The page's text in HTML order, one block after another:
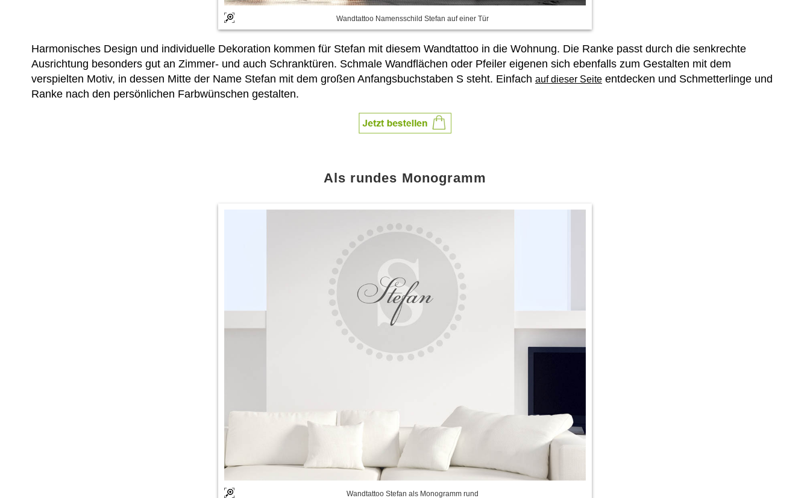
Wandtattoo Namensschild Stefan auf einer Tür
Harmonisches Design und individuelle Dekoration kommen für Stefan mit diesem Wandtattoo in die Wohnung. Die Ranke passt durch die senkrechte
Ausrichtung besonders gut an Zimmer- und auch Schranktüren. Schmale Wandflächen oder Pfeiler eigenen sich ebenfalls zum Gestalten mit dem
verspielten Motiv, in dessen Mitte der Name Stefan mit dem großen Anfangsbuchstaben S steht. Einfach auf dieser Seite entdecken und Schmetterlinge und
Ranke nach den persönlichen Farbwünschen gestalten.
Als rundes Monogramm
Wandtattoo Stefan als Monogramm rund